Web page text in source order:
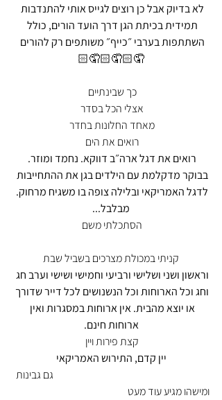
לא בדיוק אבל כן רוצים לגייס אותי להתנדבות
תמידית בכיתת הגן דרך הועד הורים, כולל
השתתפות בערבי ״כייף״ משותפים רק להורים
🤦🏻‍🤦🏻‍🤦🏻‍
כך שבינתיים
אצלי הכל בסדר
מאחד החלונות בחדר
רואים את הים
רואים את דגל ארה״ב דווקא. נחמד ומוזר.
בבוקר מדקלמת עם הילדים בגן את ההתחייבות
לדגל האמריקאי ובלילה צופה בו משגיח מרחוק.
מבלבל...
הסתכלתי משם
קניתי במכולת מצרכים בשביל שבת
וראשון ושני ושלישי ורביעי וחמישי ושישי וערב חג
וחג וכל הארוחות וכל הנשנושים לכל דייר שדורך
או יוצא מהבית. אין ארוחות במסגרות ואין
ארוחות חינם.
קצת פירות ויין
יין קדם, התירוש האמריקאי
                                                                           גם גבינות
ומישהו מגיע עוד מעט